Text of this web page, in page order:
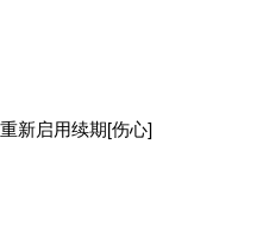
新启用续期[伤心]